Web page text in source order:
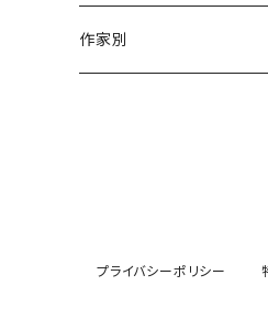
ガラス
茶壺 急须 土瓶
作家別
プライバシーポリシー